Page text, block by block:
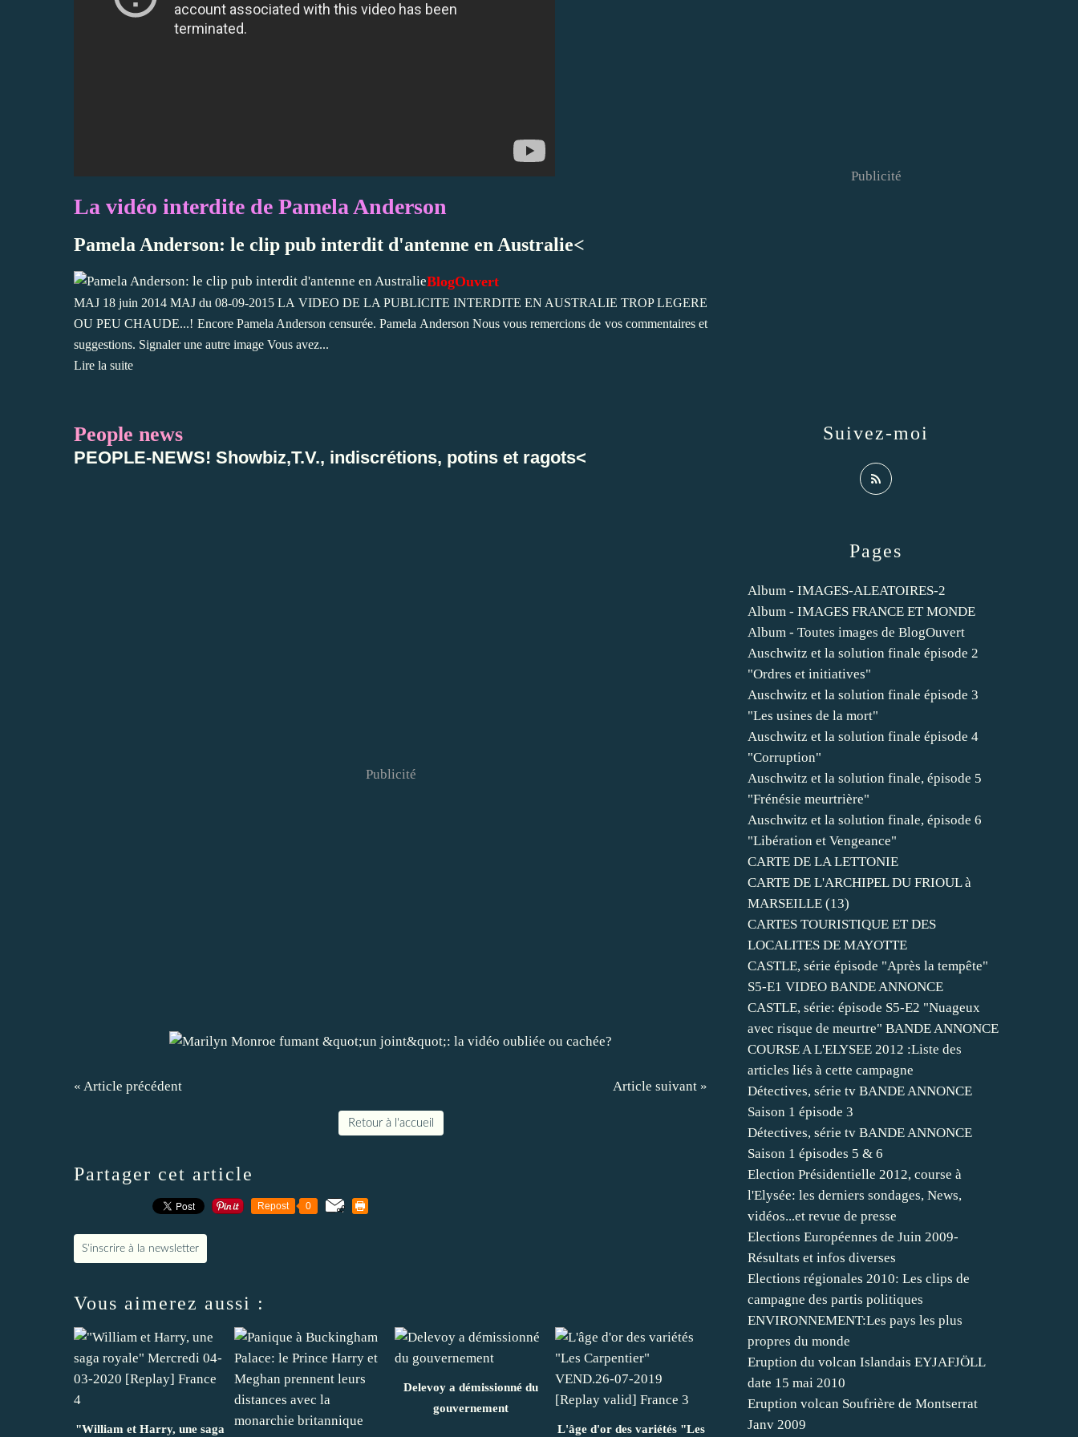
La vidéo interdite de Pamela Anderson
Pamela Anderson: le clip pub interdit d'antenne en Australie<
BlogOuvert
MAJ 18 juin 2014 MAJ du 08-09-2015 LA VIDEO DE LA PUBLICITE INTERDITE EN AUSTRALIE TROP LEGERE
OU PEU CHAUDE...! Encore Pamela Anderson censurée. Pamela Anderson Nous vous remercions de vos commentaires et
suggestions. Signaler une autre image Vous avez...
Lire la suite
People news
PEOPLE-NEWS! Showbiz,T.V., indiscrétions, potins et ragots<
Publicité
« Article précédent Article suivant »
Retour à l'accueil
Partager cet article
Repost 0
S'inscrire à la newsletter
Vous aimerez aussi :
"William et Harry, une saga
Delevoy a démissionné du
gouvernement
L'âge d'or des variétés "Les
Pages
Album - IMAGES-ALEATOIRES-2
Album - IMAGES FRANCE ET MONDE
Album - Toutes images de BlogOuvert
Auschwitz et la solution finale épisode 2
"Ordres et initiatives"
Auschwitz et la solution finale épisode 3
"Les usines de la mort"
Auschwitz et la solution finale épisode 4
"Corruption"
Auschwitz et la solution finale, épisode 5
"Frénésie meurtrière"
Auschwitz et la solution finale, épisode 6
"Libération et Vengeance"
CARTE DE LA LETTONIE
CARTE DE L'ARCHIPEL DU FRIOUL à
MARSEILLE (13)
CARTES TOURISTIQUE ET DES
LOCALITES DE MAYOTTE
CASTLE, série épisode "Après la tempête"
S5-E1 VIDEO BANDE ANNONCE
CASTLE, série: épisode S5-E2 "Nuageux
avec risque de meurtre" BANDE ANNONCE
COURSE A L'ELYSEE 2012 :Liste des
articles liés à cette campagne
Détectives, série tv BANDE ANNONCE
Saison 1 épisode 3
Détectives, série tv BANDE ANNONCE
Saison 1 épisodes 5 & 6
Election Présidentielle 2012, course à
l'Elysée: les derniers sondages, News,
vidéos...et revue de presse
Elections Européennes de Juin 2009-
Résultats et infos diverses
Elections régionales 2010: Les clips de
campagne des partis politiques
ENVIRONNEMENT:Les pays les plus
propres du monde
Eruption du volcan Islandais EYJAFJÖLL
date 15 mai 2010
Eruption volcan Soufrière de Montserrat
Janv 2009
Suivez-moi
Publicité